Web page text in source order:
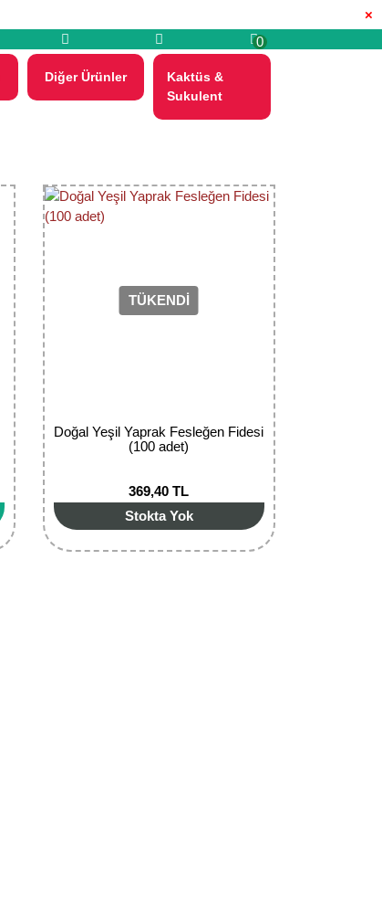
×
0
Diğer Ürünler
Kaktüs &
Sukulent
TÜKENDİ
Doğal Yeşil Yaprak Fesleğen Fidesi
(100 adet)
369,40 TL
Stokta Yok